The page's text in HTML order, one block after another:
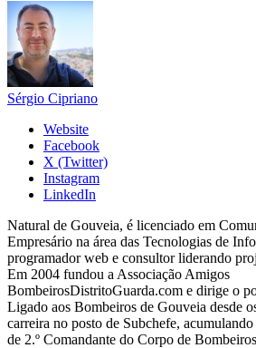
Sérgio Cipriano
Website
Facebook
X (Twitter)
Instagram
LinkedIn
Natural de Gouveia, é licenciado em
Empresário na área das Tecnologias de
programador web e consultor liderando
Em 2004 fundou a Associação Amigos
BombeirosDistritoGuarda.com e dirige o
Ligado aos Bombeiros de Gouveia desde
carreira no posto de Subchefe,
de 2.º Comandante do Corpo de